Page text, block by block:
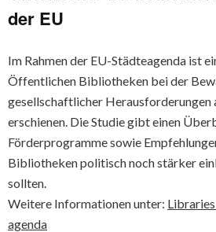
der EU
Im Rahmen der EU-Städteagenda ist
Öffentlichen Bibliotheken bei der
gesellschaftlicher Herausforderungen
erschienen. Die Studie gibt einen
Förderprogramme sowie
Bibliotheken politisch noch stärker
sollten.
Weitere Informationen unter:
agenda